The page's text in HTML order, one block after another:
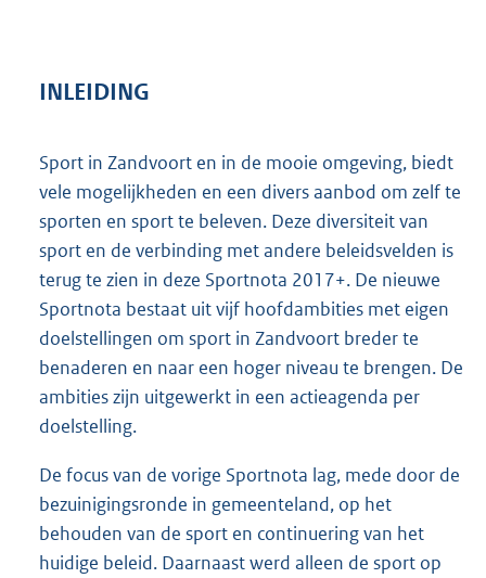
INLEIDING
Sport in Zandvoort en in de mooie omgeving, biedt
vele mogelijkheden en een divers aanbod om zelf te
sporten en sport te beleven. Deze diversiteit van
sport en de verbinding met andere beleidsvelden is
terug te zien in deze Sportnota 2017+. De nieuwe
Sportnota bestaat uit vijf hoofdambities met eigen
doelstellingen om sport in Zandvoort breder te
benaderen en naar een hoger niveau te brengen. De
ambities zijn uitgewerkt in een actieagenda per
doelstelling.
De focus van de vorige Sportnota lag, mede door de
bezuinigingsronde in gemeenteland, op het
behouden van de sport en continuering van het
huidige beleid. Daarnaast werd alleen de sport op